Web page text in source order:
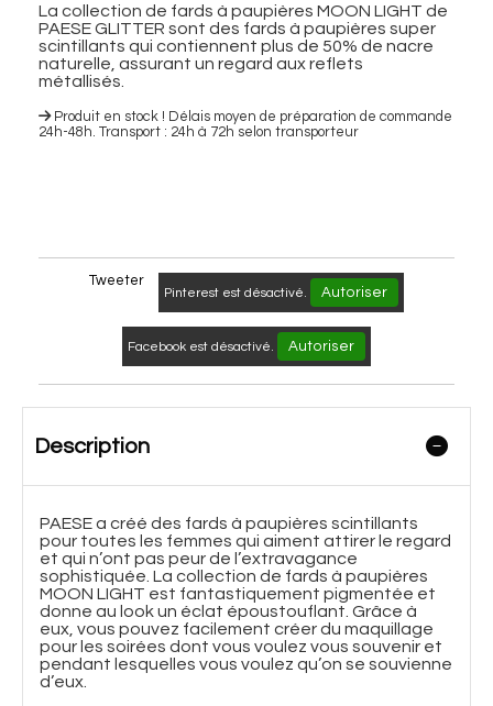
La collection de fards à paupières MOON LIGHT de
PAESE GLITTER sont des fards à paupières super
scintillants qui contiennent plus de 50% de nacre
naturelle, assurant un regard aux reflets
métallisés.
Produit en stock ! Délais moyen de préparation de commande
24h-48h. Transport : 24h à 72h selon transporteur
Tweeter
Pinterest est désactivé. Autoriser
Facebook est désactivé. Autoriser
Description
PAESE a créé des fards à paupières scintillants
pour toutes les femmes qui aiment attirer le regard
et qui n’ont pas peur de l’extravagance
sophistiquée. La collection de fards à paupières
MOON LIGHT est fantastiquement pigmentée et
donne au look un éclat époustouflant. Grâce à
eux, vous pouvez facilement créer du maquillage
pour les soirées dont vous voulez vous souvenir et
pendant lesquelles vous voulez qu’on se souvienne
d’eux.